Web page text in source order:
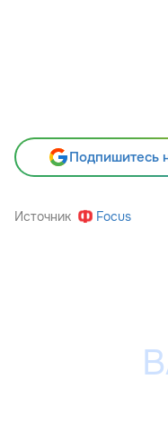
Подпишитесь
Источник Focus